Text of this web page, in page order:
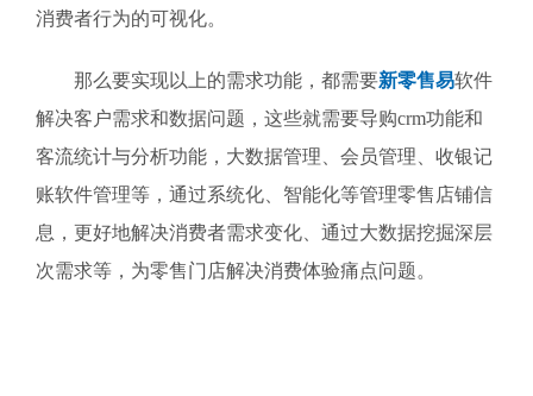
消费者行为的可视化。
那么要实现以上的需求功能，都需要新零售易软件
解决客户需求和数据问题，这些就需要导购crm功能和
客流统计与分析功能，大数据管理、会员管理、收银记
账软件管理等，通过系统化、智能化等管理零售店铺信
息，更好地解决消费者需求变化、通过大数据挖掘深层
次需求等，为零售门店解决消费体验痛点问题。